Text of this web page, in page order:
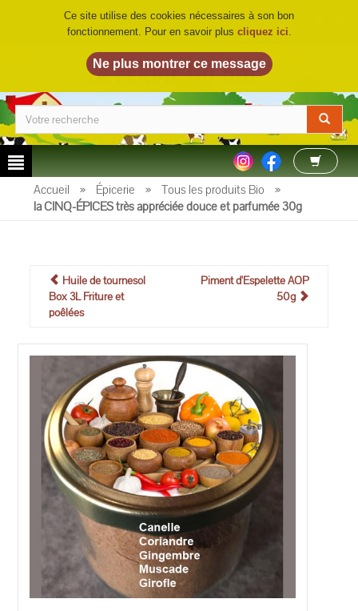
LA FERME DU BIO©
Accueil » Épicerie » Tous les produits Bio
»
la CINQ-ÉPICES très appréciée douce et parfumée 30g
Huile de tournesol
Box 3L Friture et
poêlées
Piment d'Espelette AOP
50g
Ce site utilise des cookies nécessaires à son bon
fonctionnement. Pour en savoir plus cliquez ici.